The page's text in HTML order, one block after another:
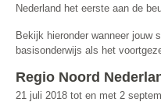
Nederland het eerste aan de
Bekijk hieronder wanneer jouw
basisonderwijs als het
Regio Noord
21 juli 2018 tot en met 2